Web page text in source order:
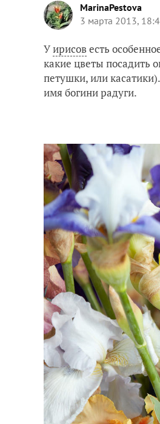
MarinaPestova
3 марта 2013,
Уирисовесть
какие цветы посадить
петушки, или
имя богини радуги.